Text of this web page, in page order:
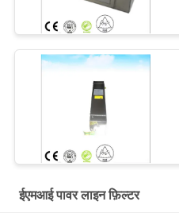
ईएमआई पावर लाइन फ़िल्टर